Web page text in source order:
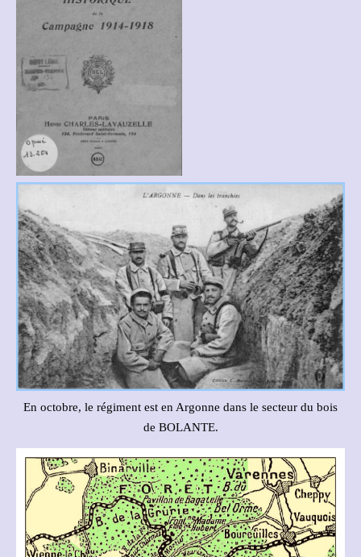
En octobre, le régiment est en Argonne dans le secteur du bois
de BOLANTE.